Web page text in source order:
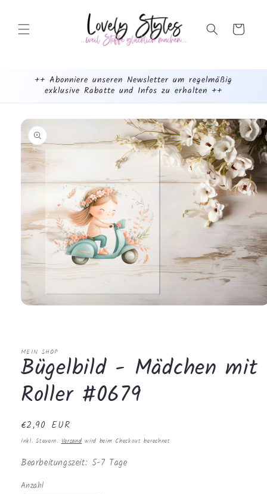
Inhalt Warenkorb
++ Abonniere unseren Newsletter um regelmäßig
exklusive Rabatte und Infos zu erhalten ++
mehr
dazu...
MEIN SHOP
Bügelbild - Mädchen mit
Roller #0679
Normaler
Preis
€2,90 EUR
Inkl. Steuern. Versand wird beim Checkout berechnet
Bearbeitungszeit: 5-7 Tage
Anzahl
Anzahl